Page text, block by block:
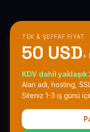
TEK & ŞEFFAF FIYAT
50 USD+
KDV dahil yaklaşık
Alan adı, hosting,
Siteniz 1-3 iş günü